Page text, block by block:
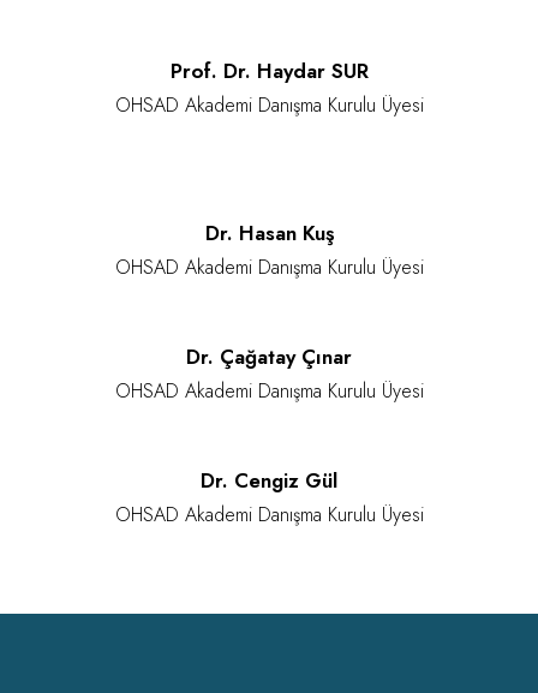
Prof. Dr. Haydar SUR
OHSAD Akademi Danışma Kurulu Üyesi
Dr. Hasan Kuş
OHSAD Akademi Danışma Kurulu Üyesi
Dr. Çağatay Çınar
OHSAD Akademi Danışma Kurulu Üyesi
Dr. Cengiz Gül
OHSAD Akademi Danışma Kurulu Üyesi